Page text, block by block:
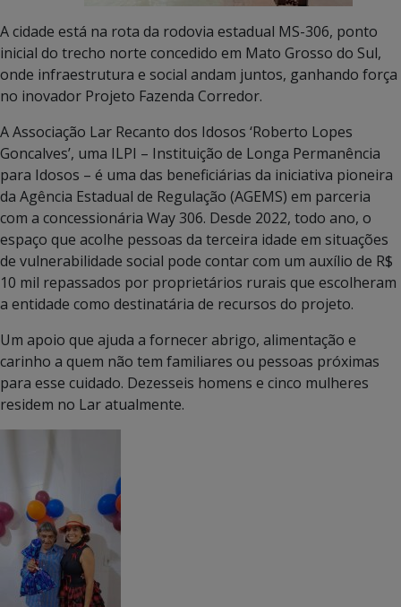
A cidade está na rota da rodovia estadual MS-306, ponto
inicial do trecho norte concedido em Mato Grosso do Sul,
onde infraestrutura e social andam juntos, ganhando força
no inovador Projeto Fazenda Corredor.
A Associação Lar Recanto dos Idosos ‘Roberto Lopes
Goncalves’, uma ILPI – Instituição de Longa Permanência
para Idosos – é uma das beneficiárias da iniciativa pioneira
da Agência Estadual de Regulação (AGEMS) em parceria
com a concessionária Way 306. Desde 2022, todo ano, o
espaço que acolhe pessoas da terceira idade em situações
de vulnerabilidade social pode contar com um auxílio de R$
10 mil repassados por proprietários rurais que escolheram
a entidade como destinatária de recursos do projeto.
Um apoio que ajuda a fornecer abrigo, alimentação e
carinho a quem não tem familiares ou pessoas próximas
para esse cuidado. Dezesseis homens e cinco mulheres
residem no Lar atualmente.